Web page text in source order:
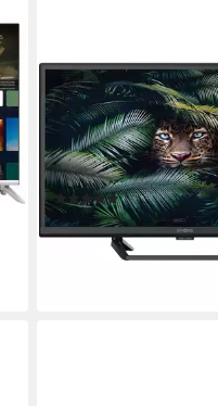
SRT 24HE4023C
Fernseher
60 cm/24 Zoll Diagonale
LED Bildschirmtechnologie
HD ready Auflösung
Produktdatenblatt
(1)
141,64 € UVP
199,00 €
12,94 €mtl. in 12 Raten